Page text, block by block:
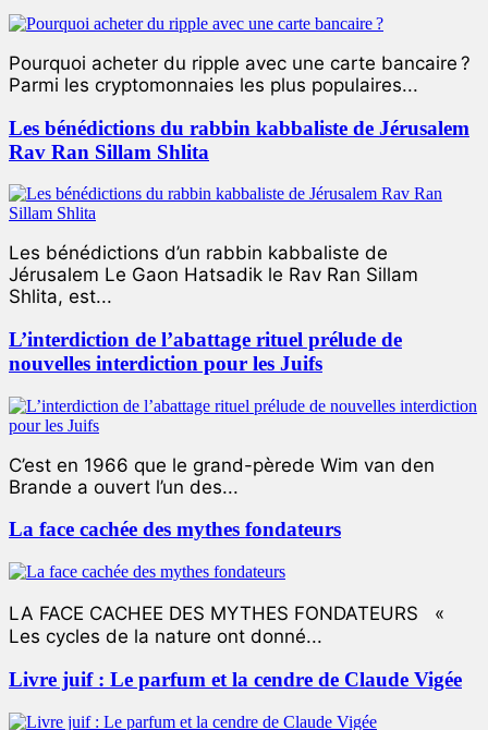
Pourquoi acheter du ripple avec une carte bancaire ?
Parmi les cryptomonnaies les plus populaires...
Les bénédictions du rabbin kabbaliste de Jérusalem
Rav Ran Sillam Shlita
Les bénédictions d’un rabbin kabbaliste de
Jérusalem Le Gaon Hatsadik le Rav Ran Sillam
Shlita, est...
L’interdiction de l’abattage rituel prélude de
nouvelles interdiction pour les Juifs
C’est en 1966 que le grand-pèrede Wim van den
Brande a ouvert l’un des...
La face cachée des mythes fondateurs
LA FACE CACHEE DES MYTHES FONDATEURS «
Les cycles de la nature ont donné...
Livre juif : Le parfum et la cendre de Claude Vigée